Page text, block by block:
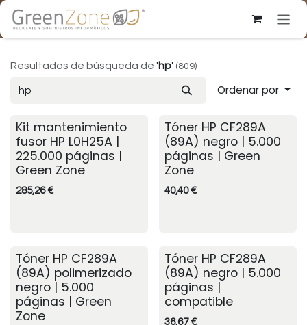
Ir al contenido
Resultados de búsqueda de 'hp' (809)
Ordenar por
Kit mantenimiento
fusor HP L0H25A |
225.000 páginas |
Green Zone
285,26€
Tóner HP CF289A
(89A) negro | 5.000
páginas | Green
Zone
40,40€
Consultar stock
Tóner HP CF289A
(89A) polimerizado
negro | 5.000
páginas | Green
Zone
Tóner HP CF289A
(89A) negro | 5.000
páginas |
compatible
36,67€